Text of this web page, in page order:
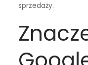
sprzedaży.